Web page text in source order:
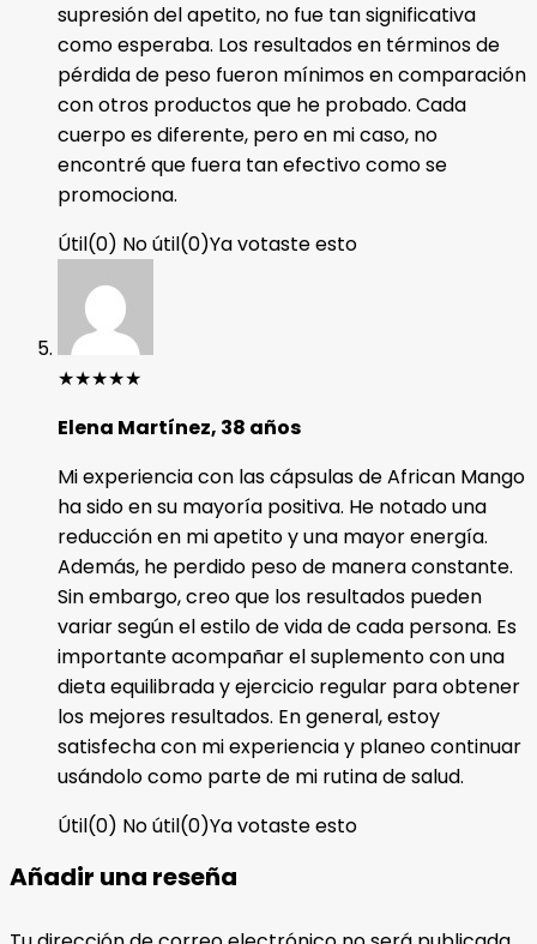
supresión del apetito, no fue tan significativa
como esperaba. Los resultados en términos de
pérdida de peso fueron mínimos en comparación
con otros productos que he probado. Cada
cuerpo es diferente, pero en mi caso, no
encontré que fuera tan efectivo como se
promociona.
Útil(0) No útil(0)Ya votaste esto
★★★★★
Elena Martínez, 38 años
Mi experiencia con las cápsulas de African Mango
ha sido en su mayoría positiva. He notado una
reducción en mi apetito y una mayor energía.
Además, he perdido peso de manera constante.
Sin embargo, creo que los resultados pueden
variar según el estilo de vida de cada persona. Es
importante acompañar el suplemento con una
dieta equilibrada y ejercicio regular para obtener
los mejores resultados. En general, estoy
satisfecha con mi experiencia y planeo continuar
usándolo como parte de mi rutina de salud.
Útil(0) No útil(0)Ya votaste esto
Añadir una reseña